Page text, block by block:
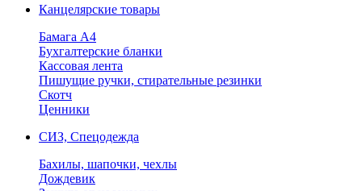
Канцелярские товары
Бамага А4
Бухгалтерские бланки
Кассовая лента
Пишущие ручки, стирательные резинки
Скотч
Ценники
СИЗ, Спецодежда
Бахилы, шапочки, чехлы
Дождевик